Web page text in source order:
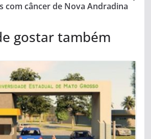
com câncer de Nova Andradina
gostar também